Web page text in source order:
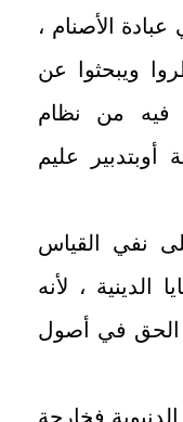
الأصنام ،
ويبحثوا عن
فيه من نظام
عليم
نفي القياس
الدينية ، لأنه
الحق في أصول
فخارجة